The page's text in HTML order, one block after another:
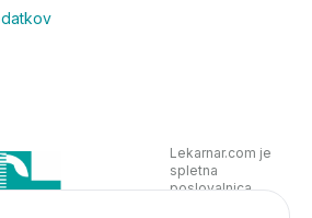
Lekarnar.com je
spletna
poslovalnica